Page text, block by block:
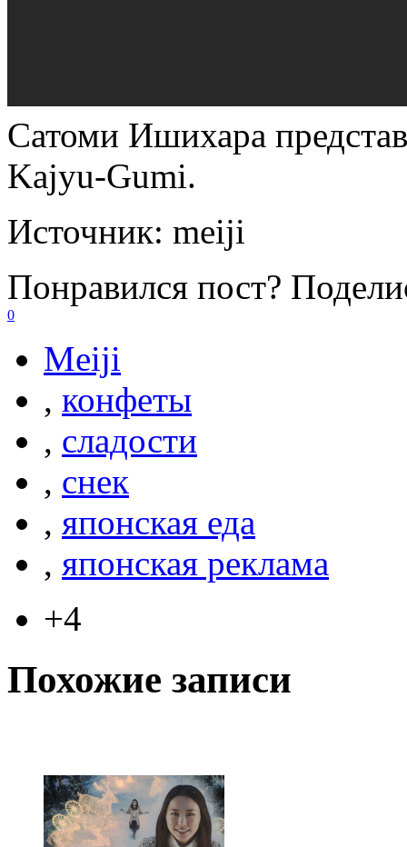
Сатоми Ишихара
Kajyu-Gumi.
Источник: meiji
Понравился пост?
0
Meiji
, конфеты
, сладости
, снек
, японская еда
, японская реклама
+4
Похожие записи